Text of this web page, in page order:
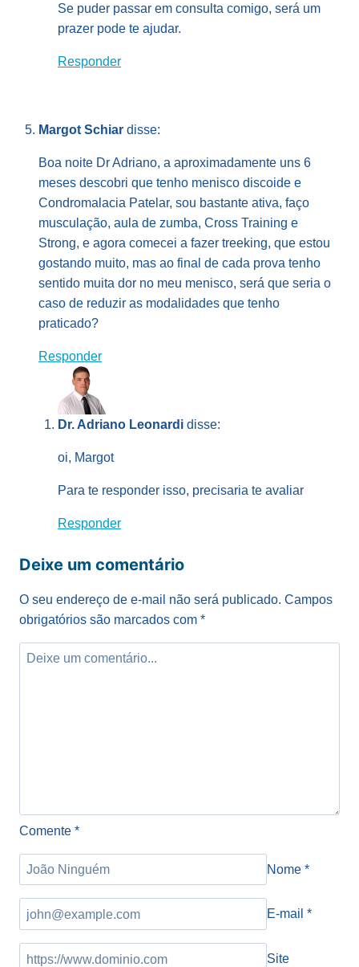
Se puder passar em consulta comigo, será um
prazer pode te ajudar.
Responder
Margot Schiar disse:
Boa noite Dr Adriano, a aproximadamente uns 6
meses descobri que tenho menisco discoide e
Condromalacia Patelar, sou bastante ativa, faço
musculação, aula de zumba, Cross Training e
Strong, e agora comecei a fazer treeking, que estou
gostando muito, mas ao final de cada prova tenho
sentido muita dor no meu menisco, será que seria o
caso de reduzir as modalidades que tenho
praticado?
Responder
Dr. Adriano Leonardi disse:
oi, Margot
Para te responder isso, precisaria te avaliar
Responder
Deixe um comentário
O seu endereço de e-mail não será publicado. Campos
obrigatórios são marcados com *
Comente *
Nome *
E-mail *
Site